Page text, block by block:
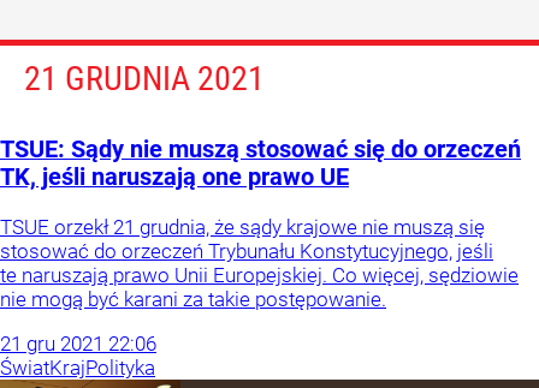
21 GRUDNIA 2021
TSUE: Sądy nie muszą stosować się do orzeczeń
TK, jeśli naruszają one prawo UE
TSUE orzekł 21 grudnia, że sądy krajowe nie muszą się
stosować do orzeczeń Trybunału Konstytucyjnego, jeśli
te naruszają prawo Unii Europejskiej. Co więcej, sędziowie
nie mogą być karani za takie postępowanie.
21 gru 2021 22:06
ŚwiatKrajPolityka